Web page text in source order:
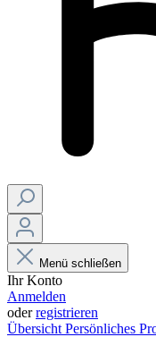
Menü schließen
Ihr Konto
Anmelden
oderregistrieren
Übersicht Persönliches